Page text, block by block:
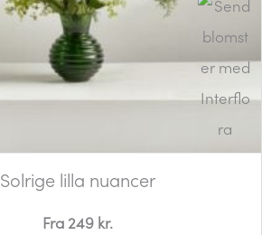
Solrige lilla nuancer
Fra 249 kr.